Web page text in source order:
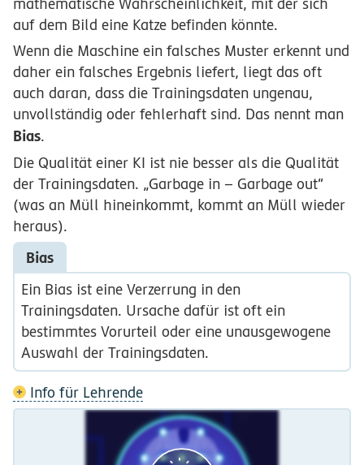
mathematische Wahrscheinlichkeit, mit der sich
auf dem Bild eine Katze befinden könnte.
Wenn die Maschine ein falsches Muster erkennt und
daher ein falsches Ergebnis liefert, liegt das oft
auch daran, dass die Trainingsdaten ungenau,
unvollständig oder fehlerhaft sind. Das nennt man
Bias.
Die Qualität einer KI ist nie besser als die Qualität
der Trainingsdaten. „Garbage in – Garbage out“
(was an Müll hineinkommt, kommt an Müll wieder
heraus).
Bias
Ein Bias ist eine Verzerrung in den
Trainingsdaten. Ursache dafür ist oft ein
bestimmtes Vorurteil oder eine unausgewogene
Auswahl der Trainingsdaten.
Info für Lehrende